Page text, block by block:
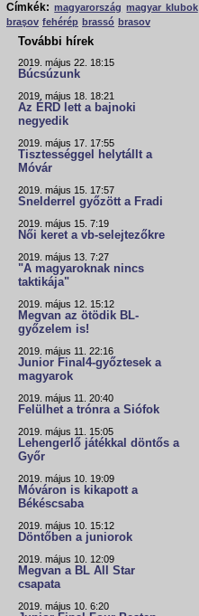
Címkék: magyarország magyar klubok
braşov fehérép brassó brasov
További hírek
2019. május 22. 18:15
Búcsúzunk
2019. május 18. 18:21
Az ÉRD lett a bajnoki
negyedik
2019. május 17. 17:55
Tisztességgel helytállt a
Móvár
2019. május 15. 17:57
Snelderrel győzött a Fradi
2019. május 15. 7:19
Női keret a vb-selejtezőkre
2019. május 13. 7:27
"A magyaroknak nincs
taktikája"
2019. május 12. 15:12
Megvan az ötödik BL-
győzelem is!
2019. május 11. 22:16
Junior Final4-győztesek a
magyarok
2019. május 11. 20:40
Felülhet a trónra a Siófok
2019. május 11. 15:05
Lehengerlő játékkal döntős a
Győr
2019. május 10. 19:09
Móváron is kikapott a
Békéscsaba
2019. május 10. 15:12
Döntőben a juniorok
2019. május 10. 12:09
Megvan a BL All Star
csapata
2019. május 10. 6:20